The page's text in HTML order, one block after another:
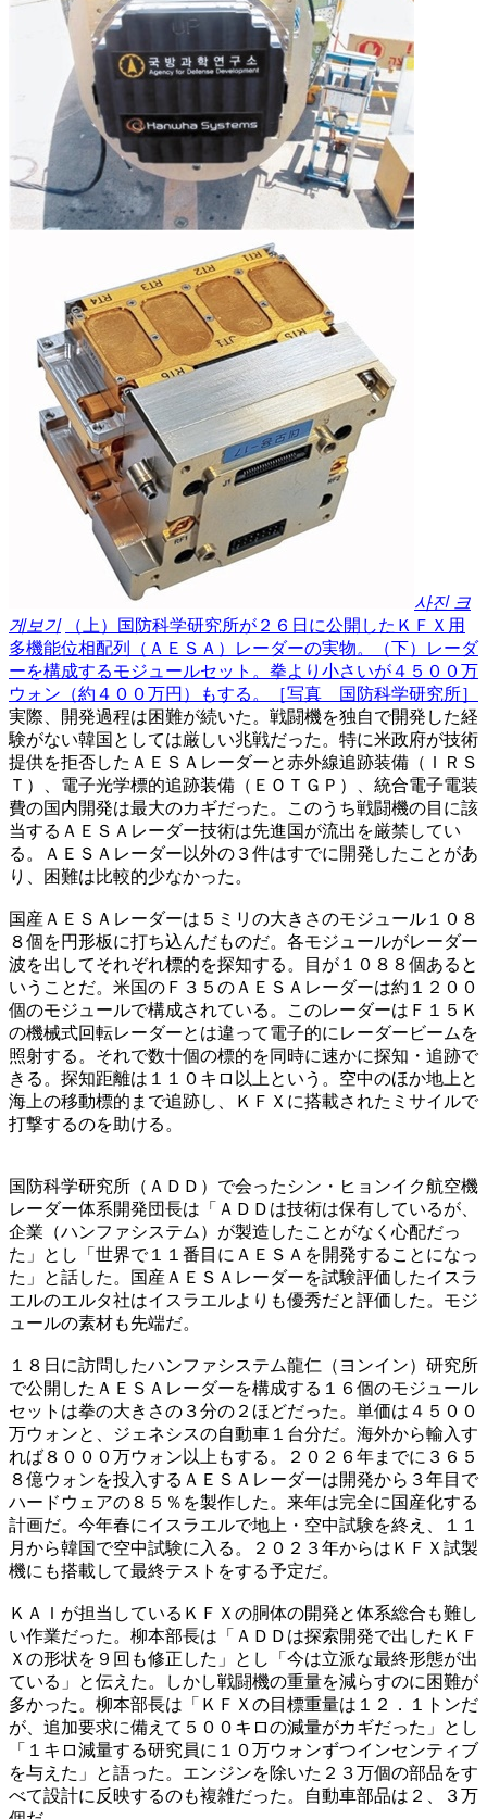
사진 크
게보기
（上）国防科学研究所が２６日に公開したＫＦＸ用
多機能位相配列（ＡＥＳＡ）レーダーの実物。（下）レーダ
ーを構成するモジュールセット。拳より小さいが４５００万
ウォン（約４００万円）もする。［写真 国防科学研究所］
実際、開発過程は困難が続いた。戦闘機を独自で開発した経
験がない韓国としては厳しい兆戦だった。特に米政府が技術
提供を拒否したＡＥＳＡレーダーと赤外線追跡装備（ＩＲＳ
Ｔ）、電子光学標的追跡装備（ＥＯＴＧＰ）、統合電子電装
費の国内開発は最大のカギだった。このうち戦闘機の目に該
当するＡＥＳＡレーダー技術は先進国が流出を厳禁してい
る。ＡＥＳＡレーダー以外の３件はすでに開発したことがあ
り、困難は比較的少なかった。
国産ＡＥＳＡレーダーは５ミリの大きさのモジュール１０８
８個を円形板に打ち込んだものだ。各モジュールがレーダー
波を出してそれぞれ標的を探知する。目が１０８８個あると
いうことだ。米国のＦ３５のＡＥＳＡレーダーは約１２００
個のモジュールで構成されている。このレーダーはＦ１５Ｋ
の機械式回転レーダーとは違って電子的にレーダービームを
照射する。それで数十個の標的を同時に速かに探知・追跡で
きる。探知距離は１１０キロ以上という。空中のほか地上と
海上の移動標的まで追跡し、ＫＦＸに搭載されたミサイルで
打撃するのを助ける。
国防科学研究所（ＡＤＤ）で会ったシン・ヒョンイク航空機
レーダー体系開発団長は「ＡＤＤは技術は保有しているが、
企業（ハンファシステム）が製造したことがなく心配だっ
た」とし「世界で１１番目にＡＥＳＡを開発することになっ
た」と話した。国産ＡＥＳＡレーダーを試験評価したイスラ
エルのエルタ社はイスラエルよりも優秀だと評価した。モジ
ュールの素材も先端だ。
１８日に訪問したハンファシステム龍仁（ヨンイン）研究所
で公開したＡＥＳＡレーダーを構成する１６個のモジュール
セットは拳の大きさの３分の２ほどだった。単価は４５００
万ウォンと、ジェネシスの自動車１台分だ。海外から輸入す
れば８０００万ウォン以上もする。２０２６年までに３６５
８億ウォンを投入するＡＥＳＡレーダーは開発から３年目で
ハードウェアの８５％を製作した。来年は完全に国産化する
計画だ。今年春にイスラエルで地上・空中試験を終え、１１
月から韓国で空中試験に入る。２０２３年からはＫＦＸ試製
機にも搭載して最終テストをする予定だ。
ＫＡＩが担当しているＫＦＸの胴体の開発と体系総合も難し
い作業だった。柳本部長は「ＡＤＤは探索開発で出したＫＦ
Ｘの形状を９回も修正した」とし「今は立派な最終形態が出
ている」と伝えた。しかし戦闘機の重量を減らすのに困難が
多かった。柳本部長は「ＫＦＸの目標重量は１２．１トンだ
が、追加要求に備えて５００キロの減量がカギだった」とし
「１キロ減量する研究員に１０万ウォンずつインセンティブ
を与えた」と語った。エンジンを除いた２３万個の部品をす
べて設計に反映するのも複雑だった。自動車部品は２、３万